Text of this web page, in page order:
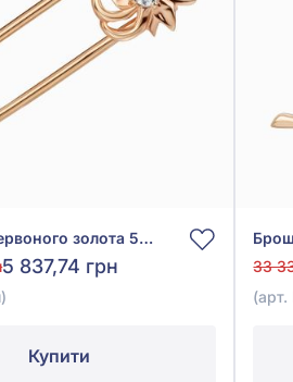
Шпилька з червоного золота 585° з фіанітом/куб.цирконієм, арт. БШ122и
5 837,74 грн
Купити
33